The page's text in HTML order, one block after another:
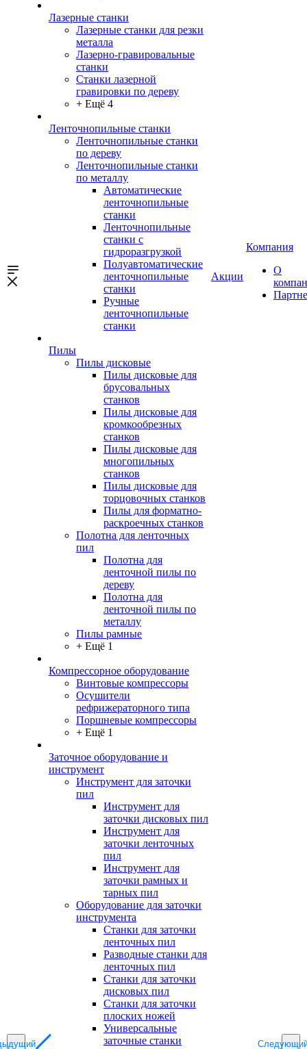
Лазерные станки
Лазерные станки для резки
металла
Лазерно-гравировальные
станки
Станки лазерной
гравировки по дереву
+ Ещё 4
Ленточнопильные станки
Ленточнопильные станки
по дереву
Ленточнопильные станки
по металлу
Автоматические
ленточнопильные
станки
Ленточнопильные
станки с
гидроразгрузкой
Полуавтоматические
ленточнопильные
станки
Ручные
ленточнопильные
станки
Пилы
Пилы дисковые
Пилы дисковые для
брусовальных
станков
Пилы дисковые для
кромкообрезных
станков
Пилы дисковые для
многопильных
станков
Пилы дисковые для
торцовочных станков
Пилы для форматно-
раскроечных станков
Полотна для ленточных
пил
Полотна для
ленточной пилы по
дереву
Полотна для
ленточной пилы по
металлу
Пилы рамные
+ Ещё 1
Компрессорное оборудование
Винтовые компрессоры
Осушители
рефрижераторного типа
Поршневые компрессоры
+ Ещё 1
Заточное оборудование и
инструмент
Инструмент для заточки
пил
Инструмент для
заточки дисковых пил
Инструмент для
заточки ленточных
пил
Инструмент для
заточки рамных и
тарных пил
Оборудование для заточки
инструмента
Станки для заточки
ленточных пил
Разводные станки для
ленточных пил
Станки для заточки
дисковых пил
Станки для заточки
плоских ножей
Универсальные
заточные станки
Акции
Компания
О